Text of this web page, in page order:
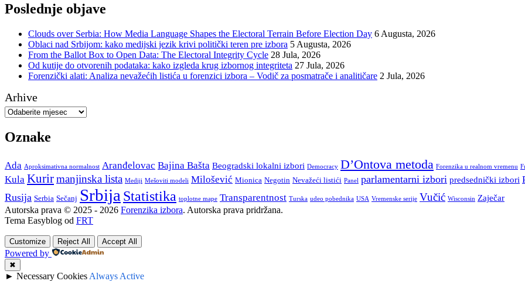
Poslednje objave
Clouds over Serbia: How Media Language Shapes the Electoral Terrain Before Election Day 6 Augusta, 2026
Oblaci nad Srbijom: kako medijski jezik krivi politički teren pre izbora 5 Augusta, 2026
From the Ballot Box to Open Data: The Electoral Integrity Cycle 28 Jula, 2026
Od kutije do otvorenih podataka: kako izgleda krug izbornog integriteta 27 Jula, 2026
Forenzički alati: Analiza nevažećih listića u forenzici izbora – Vodič za posmatrače i analitičare 2 Jula, 2026
Arhive
Oznake
Ada Aproksimativna normalnost Aranđelovac Bajina Bašta Beogradski lokalni izbori Democracy D’Ontova metoda Forenzika u realnom vremenu
Kula Kurirmanjinska lista Mediji Mešoviti modeli Milošević Mionica Negotin Nevažeći listići Panel parlamentarni izbori predsednički izbori
Rusija Serbia Sečanj Srbija Statistika toplotne mape Transparentnost Turska udeo pobednika USA Vremenske serije Vučić Wisconsin Zaječar
Autorska prava © 2025 - 2026 Forenzika izbora. Autorska prava pridržana.
Tema Easyblog od FRT
Customize Reject All Accept All
Powered by
✖
► Necessary Cookies Always Active